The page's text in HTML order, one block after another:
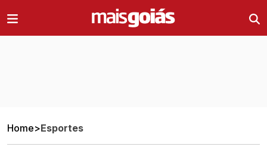
Home>Esportes